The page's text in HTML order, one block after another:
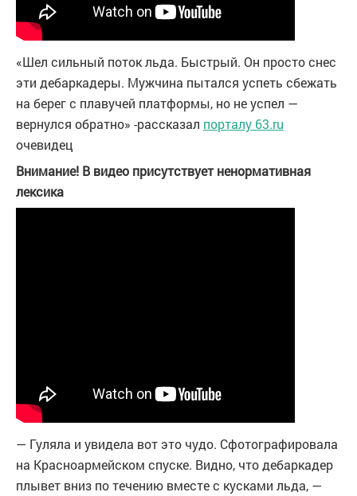
«Шел сильный поток льда. Быстрый. Он просто снес
эти дебаркадеры. Мужчина пытался успеть сбежать
на берег с плавучей платформы, но не успел —
вернулся обратно» -рассказал порталу 63.ru
очевидец
Внимание! В видео присутствует ненормативная
лексика
— Гуляла и увидела вот это чудо. Сфотографировала
на Красноармейском спуске. Видно, что дебаркадер
плывет вниз по течению вместе с кусками льда, —